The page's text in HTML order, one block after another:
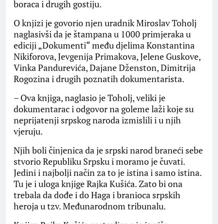
boraca i drugih gostiju.
O knjizi je govorio njen uradnik Miroslav Toholj
naglasivši da je štampana u 1000 primjeraka u
ediciji „Dokumenti“ među djelima Konstantina
Nikiforova, Jevgenija Primakova, Jelene Guskove,
Vinka Pandurevića, Dajane Dženston, Dimitrija
Rogozina i drugih poznatih dokumentarista.
– Ova knjiga, naglasio je Toholj, veliki je
dokumentarac i odgovor na goleme laži koje su
neprijatenji srpskog naroda izmislili i u njih
vjeruju.
Njih boli činjenica da je srpski narod braneći sebe
stvorio Republiku Srpsku i moramo je čuvati.
Jedini i najbolji način za to je istina i samo istina.
Tu je i uloga knjige Rajka Kušića. Zato bi ona
trebala da dođe i do Haga i branioca srpskih
heroja u tzv. Međunarodnom tribunalu.